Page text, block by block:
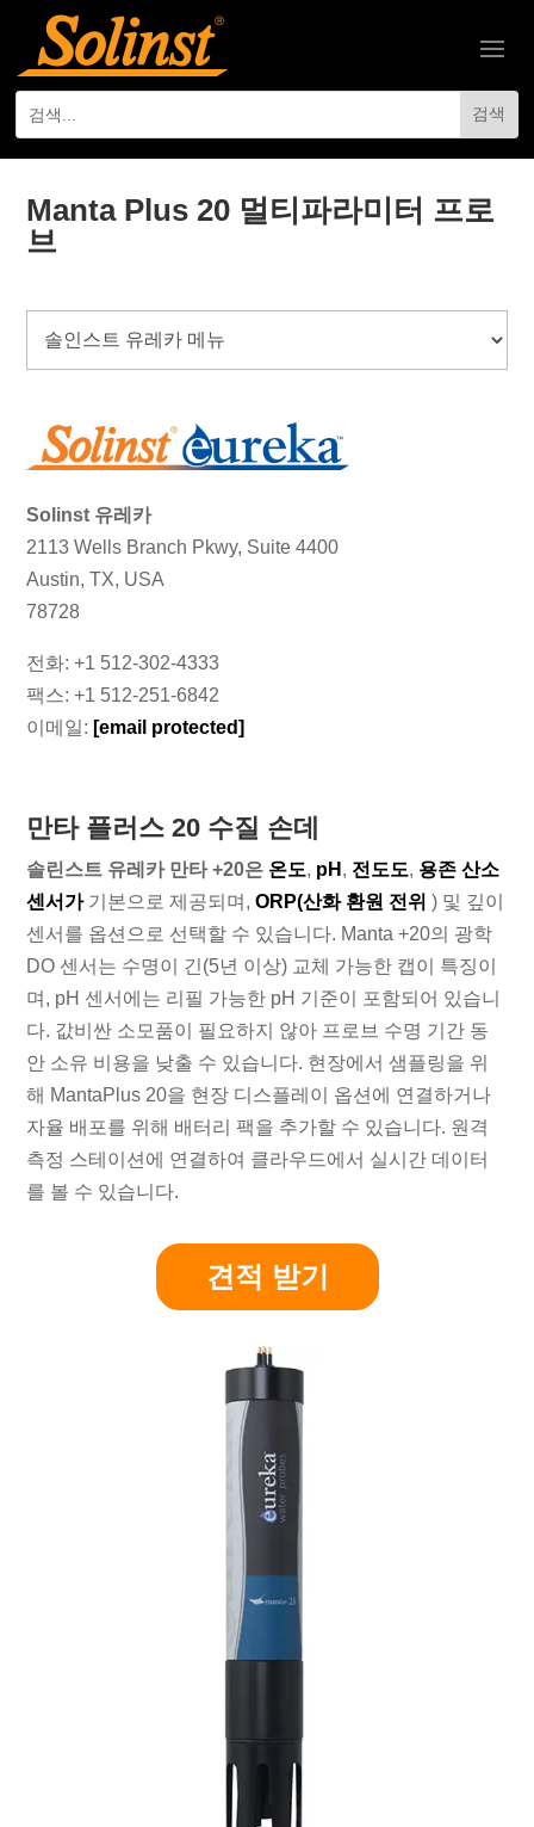
Manta Plus 20 멀티파라미터 프로
브
Solinst 유레카
2113 Wells Branch Pkwy, Suite 4400
Austin, TX, USA
78728
전화: +1 512-302-4333
팩스: +1 512-251-6842
이메일: [email protected]
만타 플러스 20 수질 손데
솔린스트 유레카 만타 +20은 온도, pH , 전도도, 용존 산소
센서가기본으로 제공되며,ORP(산화 환원 전위 ) 및 깊이
센서를 옵션으로 선택할 수 있습니다. Manta +20의 광학
DO 센서는 수명이 긴(5년 이상) 교체 가능한 캡이 특징이
며, pH 센서에는 리필 가능한 pH 기준이 포함되어 있습니
다. 값비싼 소모품이 필요하지 않아 프로브 수명 기간 동
안 소유 비용을 낮출 수 있습니다. 현장에서 샘플링을 위
해 MantaPlus 20을 현장 디스플레이 옵션에 연결하거나
자율 배포를 위해 배터리 팩을 추가할 수 있습니다. 원격
측정 스테이션에 연결하여 클라우드에서 실시간 데이터
를 볼 수 있습니다.
견적 받기